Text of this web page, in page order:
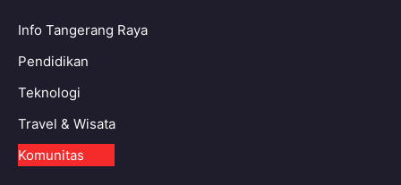
Info Tangerang Raya
Pendidikan
Teknologi
Travel & Wisata
Komunitas